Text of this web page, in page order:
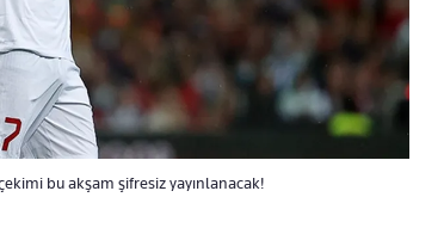
bu akşam şifresiz yayınlanacak!